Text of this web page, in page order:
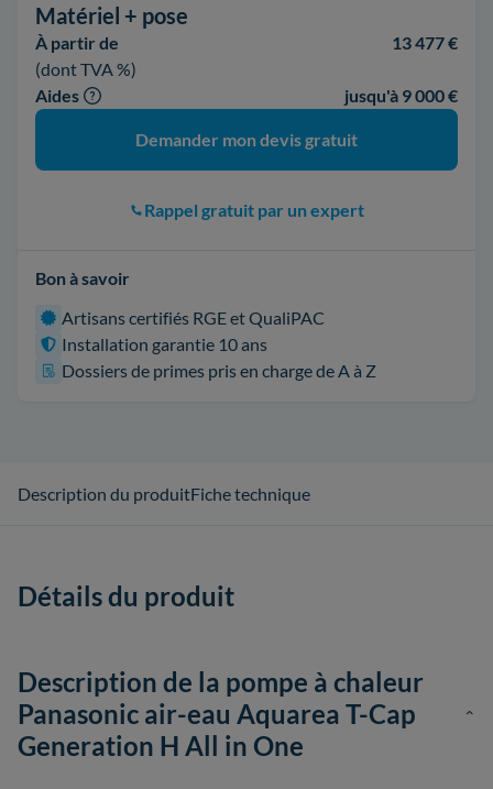
Matériel + pose
À partir de
(dont TVA %)
13 477 €
Aides jusqu'à 9 000 €
Demander mon devis gratuit
Rappel gratuit par un expert
Bon à savoir
Artisans certifiés RGE et QualiPAC
Installation garantie 10 ans
Dossiers de primes pris en charge de A à Z
Description du produitFiche technique
Détails du produit
Description de la pompe à chaleur
Panasonic air-eau Aquarea T-Cap
Generation H All in One